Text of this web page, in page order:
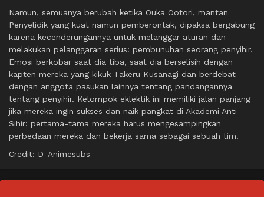
Namun, semuanya berubah ketika Ouka Ootori, mantan
Penyelidik yang kuat namun pemberontak, dipaksa bergabung
karena kecenderungannya untuk melanggar aturan dan
melakukan pelanggaran serius: pembunuhan seorang penyihir.
Emosi berkobar saat dia tiba, saat dia berselisih dengan
kapten mereka yang kikuk Takeru Kusanagi dan berdebat
dengan anggota pasukan lainnya tentang pandangannya
tentang penyihir. Kelompok eklektik ini memiliki jalan panjang
jika mereka ingin sukses dan naik pangkat di Akademi Anti-
Sihir: pertama-tama mereka harus mengesampingkan
perbedaan mereka dan bekerja sama sebagai sebuah tim.
Credit: D-Animesubs